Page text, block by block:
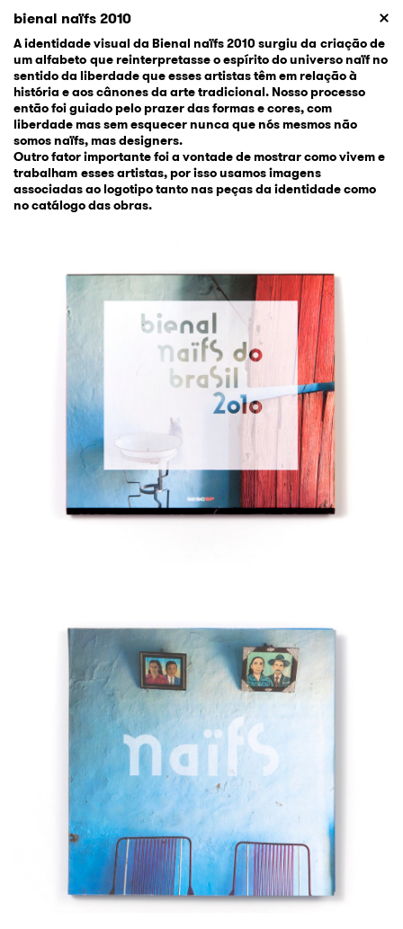
bienal naïfs 2010
A identidade visual da Bienal naïfs 2010 surgiu da criação de
um alfabeto que reinterpretasse o espírito do universo naïf no
sentido da liberdade que esses artistas têm em relação à
história e aos cânones da arte tradicional. Nosso processo
então foi guiado pelo prazer das formas e cores, com
liberdade mas sem esquecer nunca que nós mesmos não
somos naïfs, mas designers.
Outro fator importante foi a vontade de mostrar como vivem e
trabalham esses artistas, por isso usamos imagens
associadas ao logotipo tanto nas peças da identidade como
no catálogo das obras.